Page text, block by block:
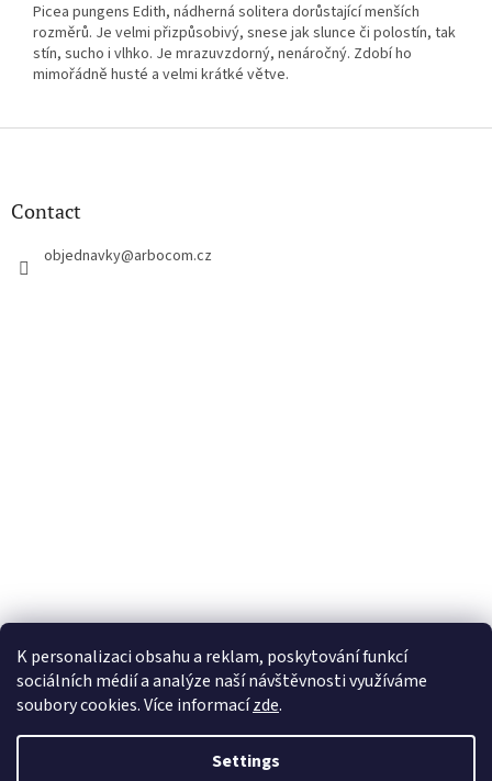
K personalizaci obsahu a reklam, poskytování funkcí
sociálních médií a analýze naší návštěvnosti využíváme
soubory cookies. Více informacízde.
Settings
Picea pungens Edith, nádherná solitera dorůstající menších
rozměrů. Je velmi přizpůsobivý, snese jak slunce či polostín, tak
stín, sucho i vlhko. Je mrazuvzdorný, nenáročný. Zdobí ho
mimořádně husté a velmi krátké větve.
F
Contact
objednavky@arbocom.cz